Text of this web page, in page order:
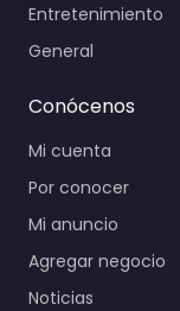
Entretenimiento
General
Conócenos
Mi cuenta
Por conocer
Mi anuncio
Agregar negocio
Noticias